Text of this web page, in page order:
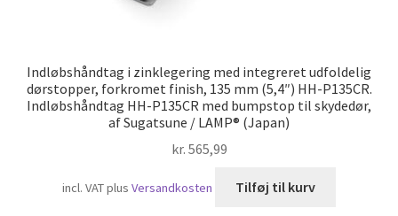
Indløbshåndtag i zinklegering med integreret udfoldelig
dørstopper, forkromet finish, 135 mm (5,4″) HH-P135CR.
Indløbshåndtag HH-P135CR med bumpstop til skydedør,
af Sugatsune / LAMP® (Japan)
kr. 565,99
incl. VATplusVersandkosten Tilføj til kurv